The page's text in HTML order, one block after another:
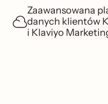
Zaawansowana
danych klientów
i Klaviyo